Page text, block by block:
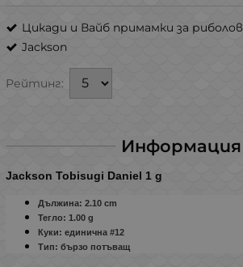
Цикади и Вайб примамки за риболов
Jackson
Рейтинг:
Информация
Jackson Tobisugi Daniel 1 g
Дължина: 2.10 сm
Тегло: 1.00 g
Куки: единична #12
Тип: бързо потъващ